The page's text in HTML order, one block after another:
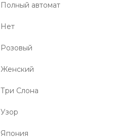
Полный автомат
Нет
Розовый
Женский
Три Слона
Узор
Япония